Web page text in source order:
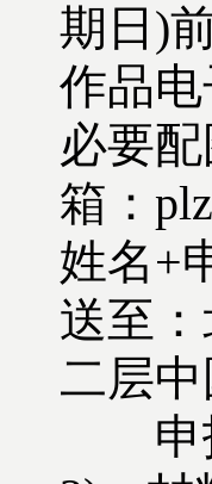
期日)
作品
必要
箱：
姓名+
送至
二层
申报